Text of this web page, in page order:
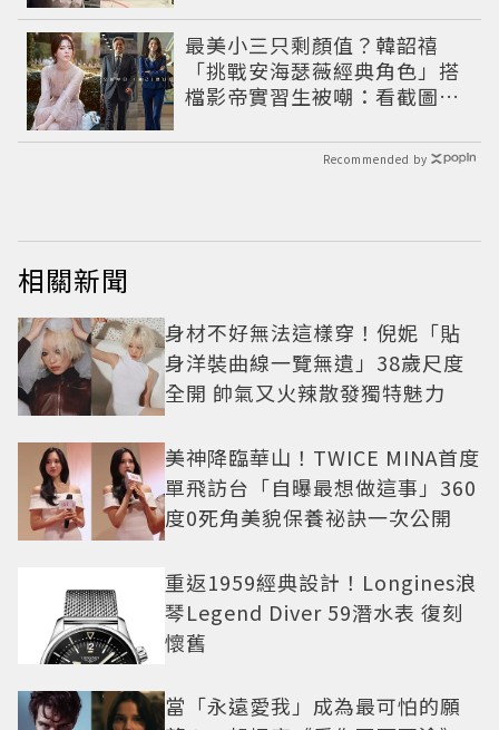
最美小三只剩顏值？韓韶禧
「挑戰安海瑟薇經典角色」搭
檔影帝實習生被嘲：看截圖就
Recommended by
相關新聞
身材不好無法這樣穿！倪妮「貼
身洋裝曲線一覽無遺」38歲尺度
全開 帥氣又火辣散發獨特魅力
美神降臨華山！TWICE MINA首度
單飛訪台「自曝最想做這事」360
度0死角美貌保養祕訣一次公開
重返1959經典設計！Longines浪
琴Legend Diver 59潛水表 復刻
懷舊
當「永遠愛我」成為最可怕的願